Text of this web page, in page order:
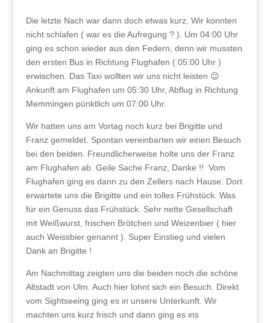
Die letzte Nach war dann doch etwas kurz. Wir konnten
nicht schlafen ( war es die Aufregung ? ). Um 04:00 Uhr
ging es schon wieder aus den Federn, denn wir mussten
den ersten Bus in Richtung Flughafen ( 05:00 Uhr )
erwischen. Das Taxi wollten wir uns nicht leisten 😉
Ankunft am Flughafen um 05:30 Uhr, Abflug in Richtung
Memmingen pünktlich um 07:00 Uhr.
Wir hatten uns am Vortag noch kurz bei Brigitte und
Franz gemeldet. Spontan vereinbarten wir einen Besuch
bei den beiden. Freundlicherweise holte uns der Franz
am Flughafen ab. Geile Sache Franz, Danke !! Vom
Flughafen ging es dann zu den Zellers nach Hause. Dort
erwartete uns die Brigitte und ein tolles Frühstück. Was
für ein Genuss das Frühstück. Sehr nette Gesellschaft
mit Weißwurst, frischen Brötchen und Weizenbier ( hier
auch Weissbier genannt ). Super Einstieg und vielen
Dank an Brigitte !
Am Nachmittag zeigten uns die beiden noch die schöne
Altstadt von Ulm. Auch hier lohnt sich ein Besuch. Direkt
vom Sightseeing ging es in unsere Unterkunft. Wir
machten uns kurz frisch und dann ging es ins